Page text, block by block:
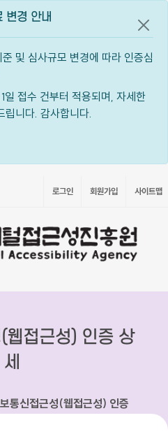
변경 안내
및 심사규모 변경에 따라 인증심
접수 건부터 적용되며, 자세한
립니다. 감사합니다.
공지
로그인 회원가입 사이트맵
웹접근성) 인증 상
세
통신접근성(웹접근성) 인증